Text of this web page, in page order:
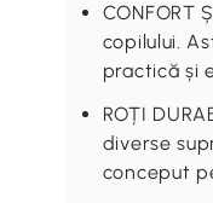
CONFORT
copilului.
practică și
ROȚI
diverse
conceput